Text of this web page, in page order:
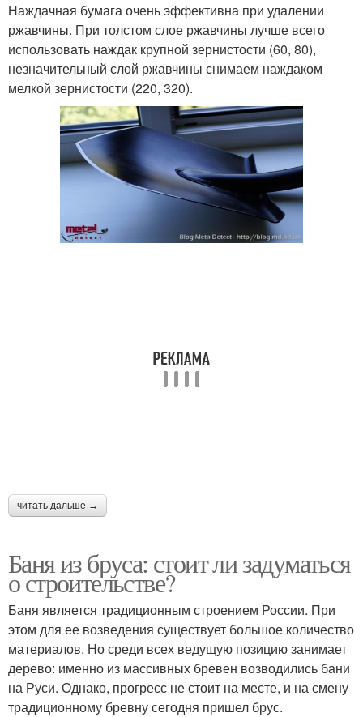
Наждачная бумага очень эффективна при удалении
ржавчины. При толстом слое ржавчины лучше всего
использовать наждак крупной зернистости (60, 80),
незначительный слой ржавчины снимаем наждаком
мелкой зернистости (220, 320).
читать дальше →
Баня из бруса: стоит ли задуматься
о строительстве?
Баня является традиционным строением России. При
этом для ее возведения существует большое количество
материалов. Но среди всех ведущую позицию занимает
дерево: именно из массивных бревен возводились бани
на Руси. Однако, прогресс не стоит на месте, и на смену
традиционному бревну сегодня пришел брус.